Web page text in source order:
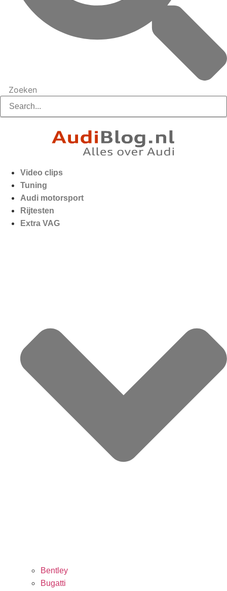
Zoeken
Video clips
Tuning
Audi motorsport
Rijtesten
Extra VAG
Bentley
Bugatti